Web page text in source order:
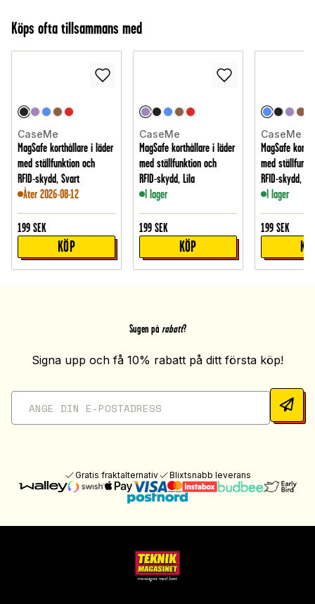
Köps ofta tillsammans med
CaseMe
MagSafe korthållare i läder
med ställfunktion och
RFID-skydd, Svart
Åter 2026-08-12
199 SEK
KÖP
CaseMe
MagSafe korthållare i läder
med ställfunktion och
RFID-skydd, Lila
I lager
199 SEK
KÖP
CaseMe
MagSafe
med
RFID-skydd, Blå
I lager
199 SEK
Sugen på rabatt?
Signa upp och få 10% rabatt på ditt första köp!
Gratis fraktalternativ Blixtsnabb leverans